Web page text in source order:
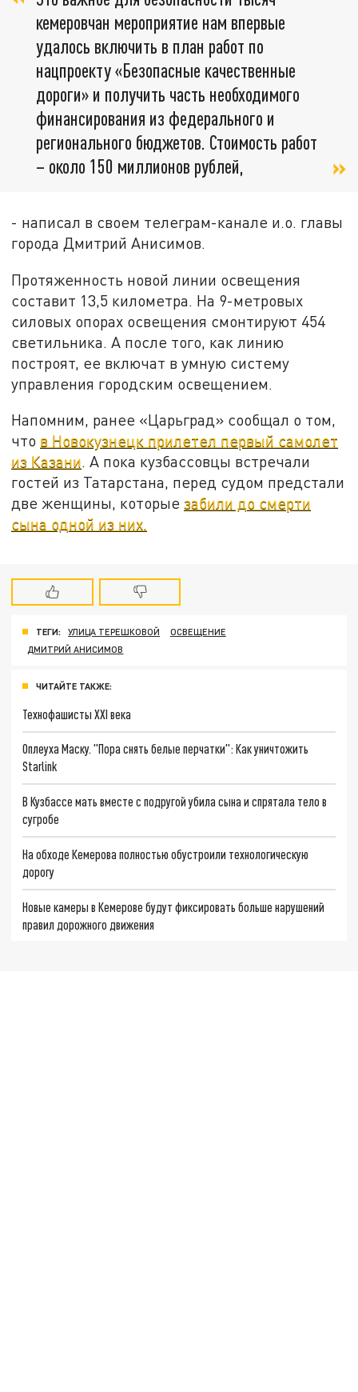
кемеровчан мероприятие нам впервые
удалось включить в план работ по
нацпроекту «Безопасные качественные
дороги» и получить часть необходимого
финансирования из федерального и
регионального бюджетов. Стоимость работ
– около 150 миллионов рублей,
- написал в своем телеграм-канале и.о. главы
города Дмитрий Анисимов.
Протяженность новой линии освещения
составит 13,5 километра. На 9-метровых
силовых опорах освещения смонтируют 454
светильника. А после того, как линию
построят, ее включат в умную систему
управления городским освещением.
Напомним, ранее «Царьград» сообщал о том,
что в Новокузнецк прилетел первый самолет
из Казани. А пока кузбассовцы встречали
гостей из Татарстана, перед судом предстали
две женщины, которыезабили до смерти
сына одной из них.
ТЕГИ: УЛИЦА ТЕРЕШКОВОЙ
ОСВЕЩЕНИЕ
ДМИТРИЙ АНИСИМОВ
ЧИТАЙТЕ ТАКЖЕ:
Технофашисты XXI века
Оплеуха Маску. "Пора снять белые перчатки": Как уничтожить
Starlink
В Кузбассе мать вместе с подругой убила сына и спрятала тело в
сугробе
На обходе Кемерова полностью обустроили технологическую
дорогу
Новые камеры в Кемерове будут фиксировать больше нарушений
правил дорожного движения